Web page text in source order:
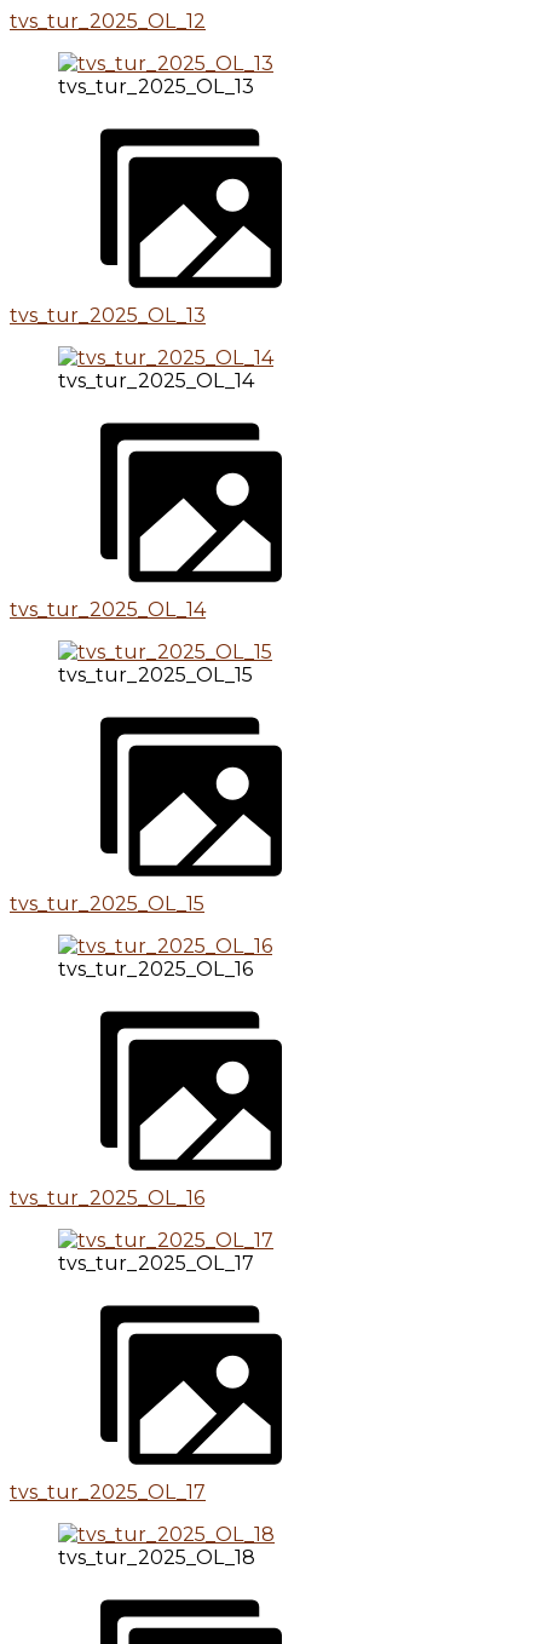
tvs_tur_2025_OL_12
tvs_tur_2025_OL_13
tvs_tur_2025_OL_13
tvs_tur_2025_OL_14
tvs_tur_2025_OL_14
tvs_tur_2025_OL_15
tvs_tur_2025_OL_15
tvs_tur_2025_OL_16
tvs_tur_2025_OL_16
tvs_tur_2025_OL_17
tvs_tur_2025_OL_17
tvs_tur_2025_OL_18